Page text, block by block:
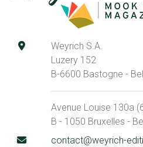
Weyrich S.A.
Luzery 152
B-6600 Bastogne -
Avenue Louise 130a
B - 1050 Bruxelles -
contact@weyrich-